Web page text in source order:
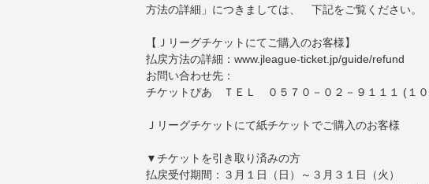
方法の詳細」につきましては、 下記をご覧ください。
【Ｊリーグチケットにてご購入のお客様】
払戻方法の詳細： www.jleague-ticket.jp/guide/refund
お問い合わせ先：
チケットぴあ ＴＥＬ ０５７０－０２－９１１１ (１０
Ｊリーグチケットにて紙チケットでご購入のお客様
▼チケットを引き取り済みの方
払戻受付期間：３月１日（日）～３月３１日（火）